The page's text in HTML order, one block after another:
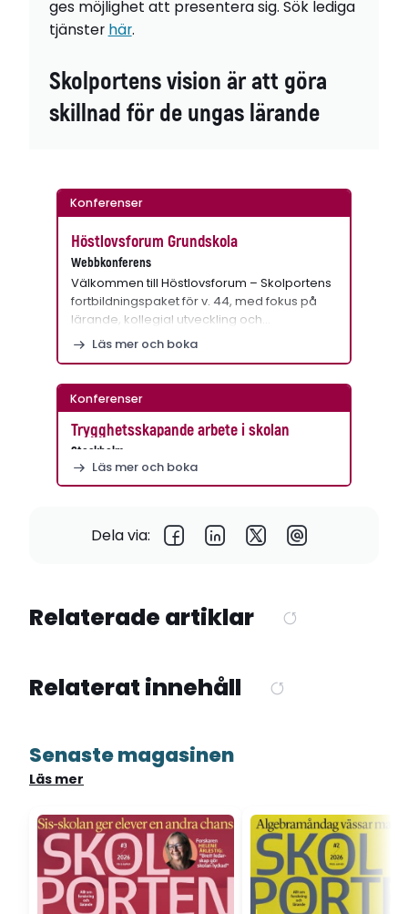
ges möjlighet att presentera sig. Sök lediga
tjänster här.
Skolportens vision är att göra
skillnad för de ungas lärande
Konferenser
Höstlovsforum Grundskola
Webbkonferens
Välkommen till Höstlovsforum – Skolportens
fortbildningspaket för v. 44, med fokus på
lärande, kollegial utveckling och…
Läs mer och boka
Konferenser
Trygghetsskapande arbete i skolan
Stockholm
Läs mer och boka
Dela via:
Relaterade artiklar
Relaterat innehåll
Senaste magasinen
Läs mer